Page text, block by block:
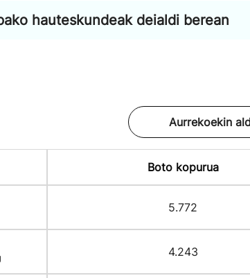
hauteskundeak deialdi berean
Aurrekoekin
Boto kopurua
5.772
4.243